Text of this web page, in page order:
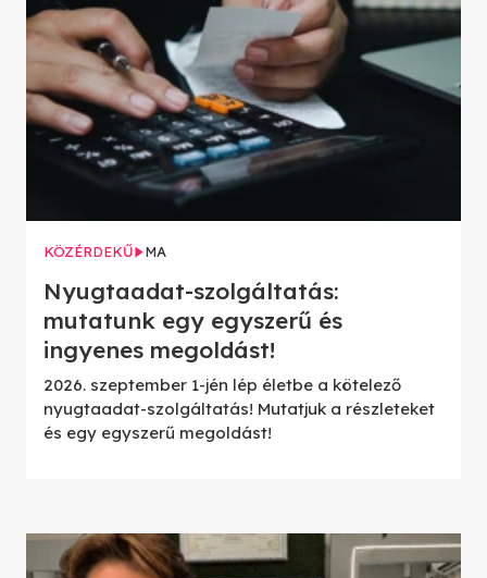
KÖZÉRDEKŰ MA
Nyugtaadat-szolgáltatás:
mutatunk egy egyszerű és
ingyenes megoldást!
2026. szeptember 1-jén lép életbe a kötelező
nyugtaadat-szolgáltatás! Mutatjuk a részleteket
és egy egyszerű megoldást!